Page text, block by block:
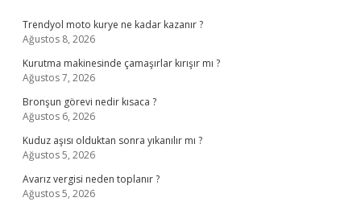
Trendyol moto kurye ne kadar kazanır ?
Ağustos 8, 2026
Kurutma makinesinde çamaşırlar kırışır mı ?
Ağustos 7, 2026
Bronşun görevi nedir kısaca ?
Ağustos 6, 2026
Kuduz aşısı olduktan sonra yıkanılır mı ?
Ağustos 5, 2026
Avarız vergisi neden toplanır ?
Ağustos 5, 2026